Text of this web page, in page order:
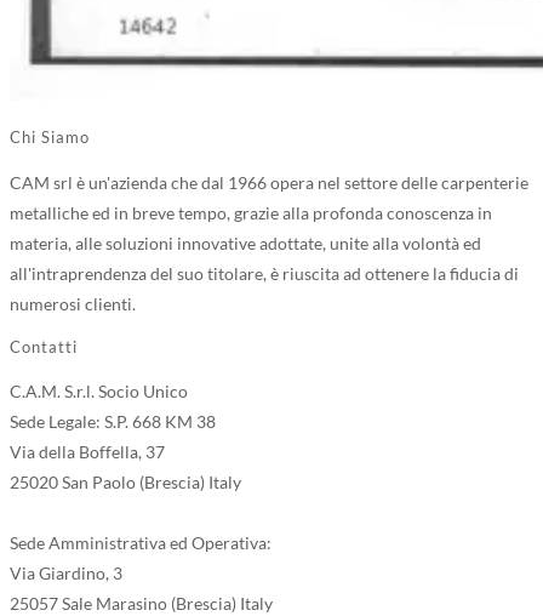
Chi Siamo
CAM srl è un'azienda che dal 1966 opera nel settore delle carpenterie
metalliche ed in breve tempo, grazie alla profonda conoscenza in
materia, alle soluzioni innovative adottate, unite alla volontà ed
all'intraprendenza del suo titolare, è riuscita ad ottenere la fiducia di
numerosi clienti.
Contatti
C.A.M. S.r.l. Socio Unico
Sede Legale: S.P. 668 KM 38
Via della Boffella, 37
25020 San Paolo (Brescia) Italy
Sede Amministrativa ed Operativa:
Via Giardino, 3
25057 Sale Marasino (Brescia) Italy